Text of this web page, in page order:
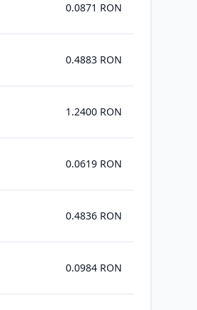
0.0871 RON
0.4883 RON
1.2400 RON
0.0619 RON
0.4836 RON
0.0984 RON